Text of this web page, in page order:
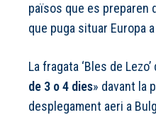
països que es preparen
que puga situar Europa
La fragata ‘Bles de
de 3 o 4 dies» davant la
desplegament aeri a